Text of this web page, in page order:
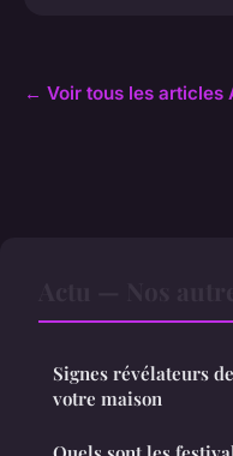
← Voir tous les articles
Signes révélateurs
votre maison